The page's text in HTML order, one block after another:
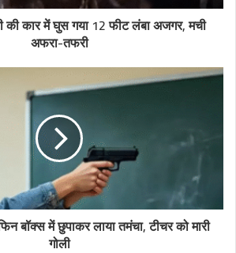
की कार में घुस गया 12 फीट लंबा अजगर, मची
अफरा-तफरी
बॉक्स में छुपाकर लाया तमंचा, टीचर को मारी
गोली